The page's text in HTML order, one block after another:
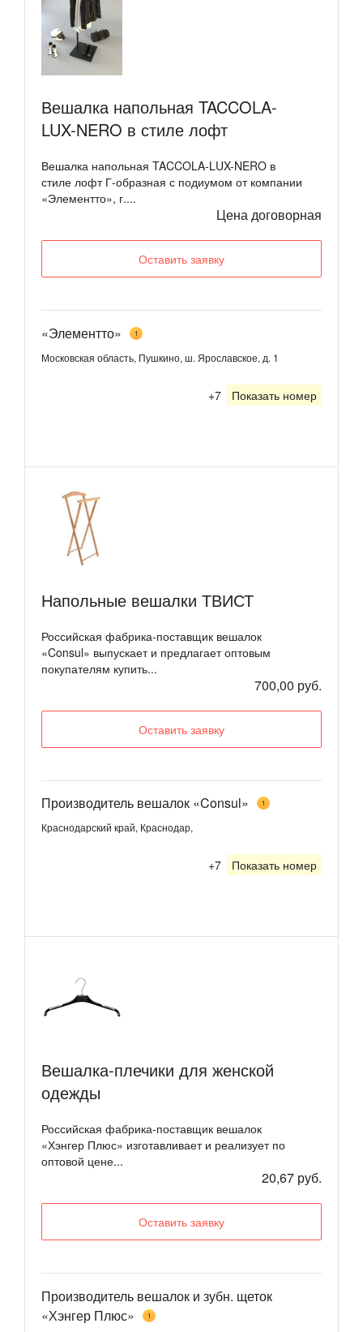
Вешалка напольная TACCOLA-
LUX-NERO в стиле лофт
Вешалка напольная TACCOLA-LUX-NERO в
стиле лофт Г-образная с подиумом от компании
«Элементто», г....
Цена договорная
Оставить заявку
«Элементто» 1
Московская область, Пушкино, ш. Ярославское, д. 1
+7 Показать номер
Напольные вешалки ТВИСТ
Российская фабрика-поставщик вешалок
«Consul» выпускает и предлагает оптовым
покупателям купить...
700,00 руб.
Оставить заявку
Производитель вешалок «Consul» 1
Краснодарский край, Краснодар,
+7 Показать номер
Вешалка-плечики для женской
одежды
Российская фабрика-поставщик вешалок
«Хэнгер Плюс» изготавливает и реализует по
оптовой цене...
20,67 руб.
Оставить заявку
Производитель вешалок и зубн. щеток
«Хэнгер Плюс»
1